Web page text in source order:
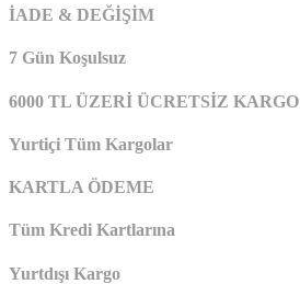
İADE & DEĞİŞİM
7 Gün Koşulsuz
6000 TL ÜZERİ ÜCRETSİZ KARGO
Yurtiçi Tüm Kargolar
KARTLA ÖDEME
Tüm Kredi Kartlarına
Yurtdışı Kargo